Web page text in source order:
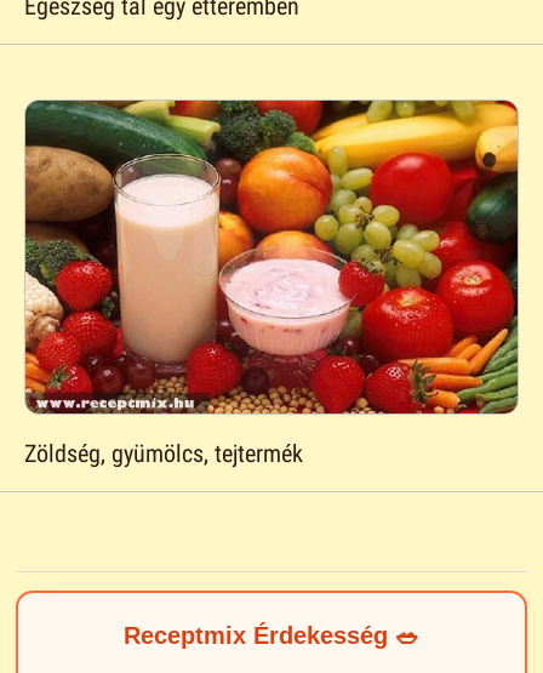
Egészség tál egy étteremben
Zöldség, gyümölcs, tejtermék
Receptmix Érdekesség 🥗